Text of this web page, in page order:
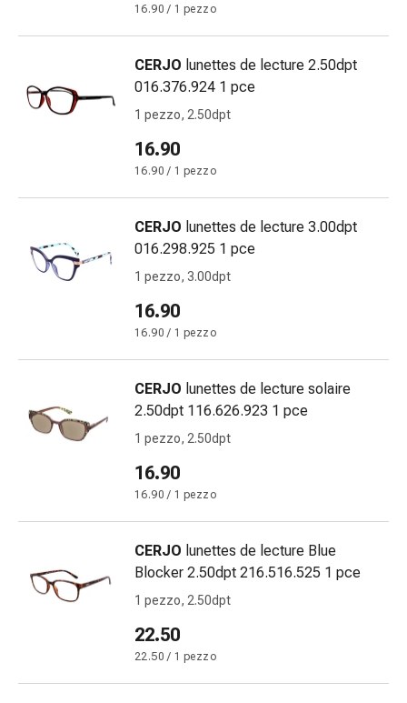
Bende
di
fissaggio
Garza
Bendaggi
compressivi
Medicazioni
Bende,
accessori
Medicazioni
tubolari
di
medicazione
Ustioni
il
cambio
della
medicazione
Medicazioni
adesive
Trattamento
16.90 / 1 pezzo
CERJO lunettes de lecture 2.50dpt
016.376.924 1 pce
1 pezzo, 2.50dpt
16.90
16.90 / 1 pezzo
CERJO lunettes de lecture 3.00dpt
016.298.925 1 pce
1 pezzo, 3.00dpt
16.90
16.90 / 1 pezzo
CERJO lunettes de lecture solaire
2.50dpt 116.626.923 1 pce
1 pezzo, 2.50dpt
16.90
16.90 / 1 pezzo
CERJO lunettes de lecture Blue
Blocker 2.50dpt 216.516.525 1 pce
1 pezzo, 2.50dpt
22.50
22.50 / 1 pezzo